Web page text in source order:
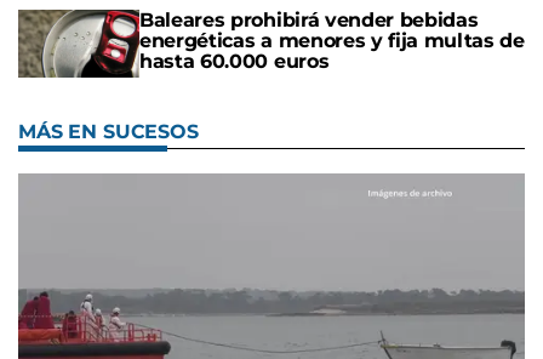
Baleares prohibirá vender bebidas
energéticas a menores y fija multas de
hasta 60.000 euros
MÁS EN SUCESOS